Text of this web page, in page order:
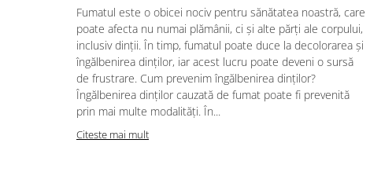
Fumatul este o obicei nociv pentru sănătatea noastră, care
poate afecta nu numai plămânii, ci și alte părți ale corpului,
inclusiv dinții. În timp, fumatul poate duce la decolorarea și
îngălbenirea dinților, iar acest lucru poate deveni o sursă
de frustrare. Cum prevenim îngălbenirea dinților?
Îngălbenirea dinților cauzată de fumat poate fi prevenită
prin mai multe modalități. În...
Citeste mai mult